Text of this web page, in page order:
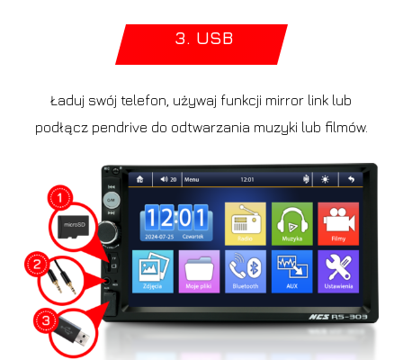
3. USB
Ładuj swój telefon, używaj funkcji mirror link lub
podłącz pendrive do odtwarzania muzyki lub filmów.